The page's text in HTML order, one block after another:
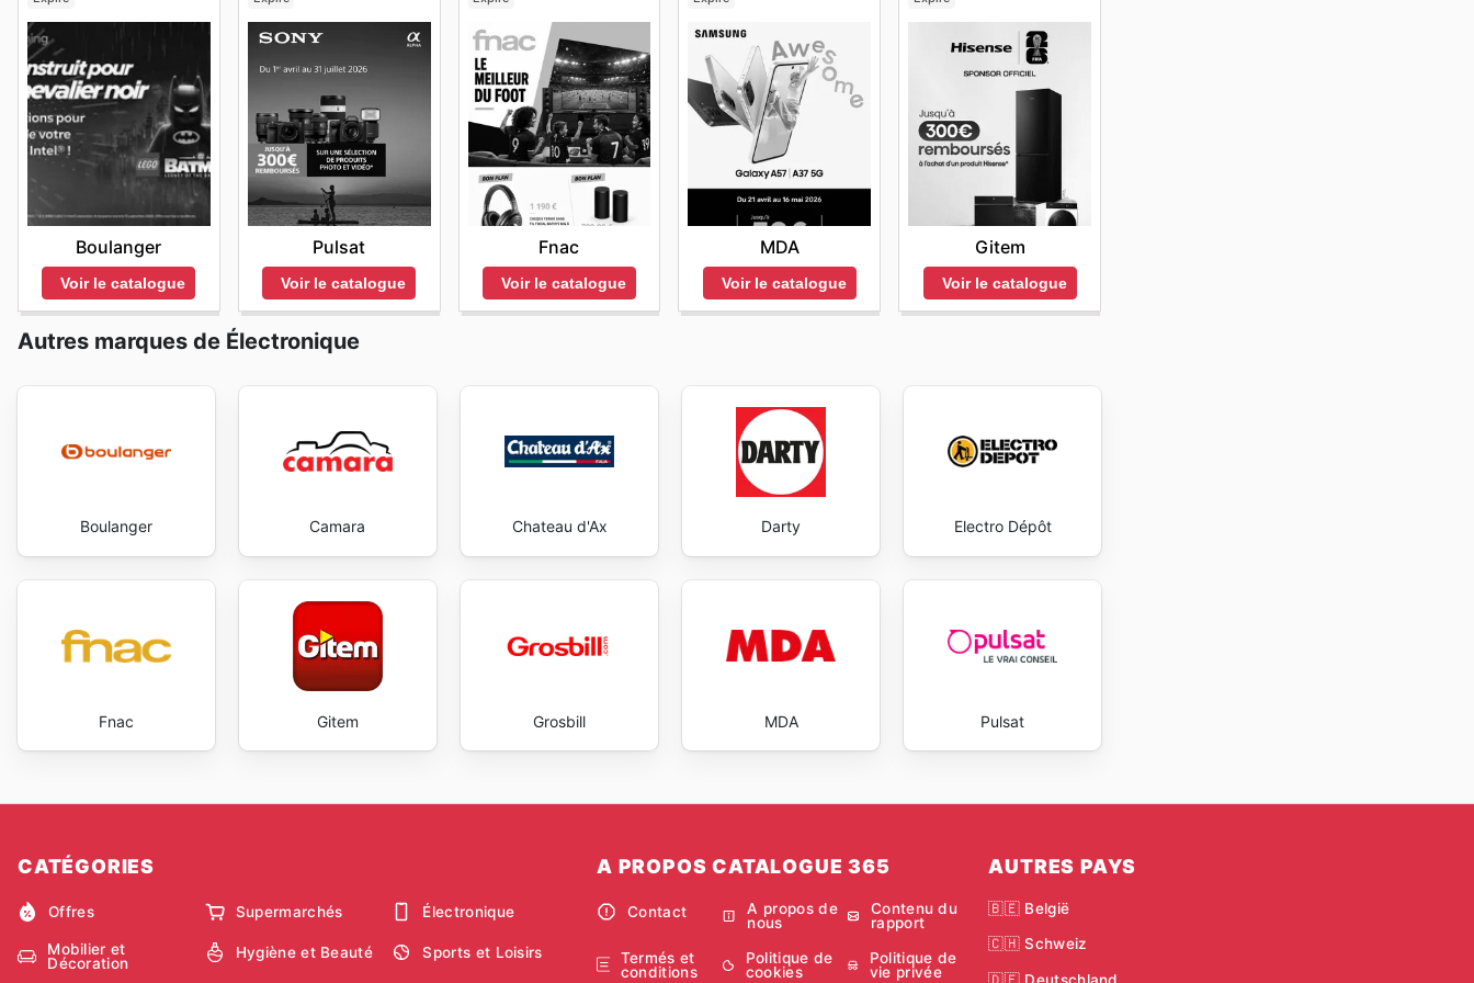
Boulanger
Voir le catalogue
Pulsat
Voir le catalogue
Fnac
Voir le catalogue
MDA
Voir le catalogue
Gitem
Voir le catalogue
Autres marques de Électronique
Boulanger Camara Chateau d'Ax Darty Electro Dépôt
Fnac Gitem Grosbill MDA Pulsat
CATÉGORIES
Offres Supermarchés Électronique
Mobilier et
Décoration
Hygiène et Beauté Sports et Loisirs
A PROPOS CATALOGUE 365
Contact
A propos de
nous
Contenu du
rapport
Termés et
conditions
Politique de
cookies
Politique de
vie privée
AUTRES PAYS
🇧🇪 België
🇨🇭 Schweiz
🇩🇪 Deutschland